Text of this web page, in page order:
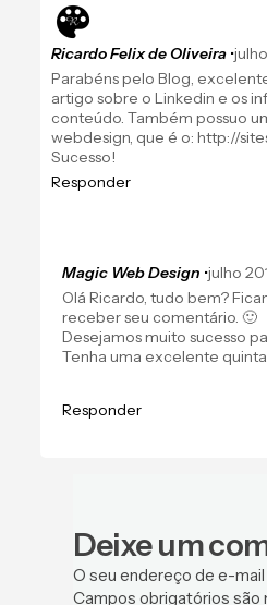
Ricardo Felix de Oliveira•julho
Parabéns pelo Blog,
artigo sobre o Linkedin e os
conteúdo. Também possuo
webdesign, que é o: http://
Sucesso!
Responder
Magic Web Design •julho
Olá Ricardo, tudo bem?
receber seu comentário. 🙂
Desejamos muito sucesso
Tenha uma excelente
Responder
Deixe um
O seu endereço de e-mail
Campos obrigatórios são